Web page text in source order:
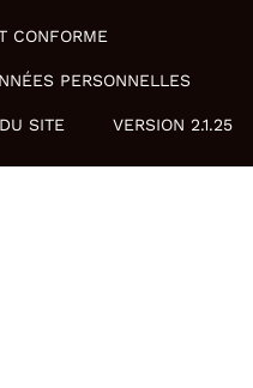
CONFORME
PERSONNELLES
SITE VERSION 2.1.25